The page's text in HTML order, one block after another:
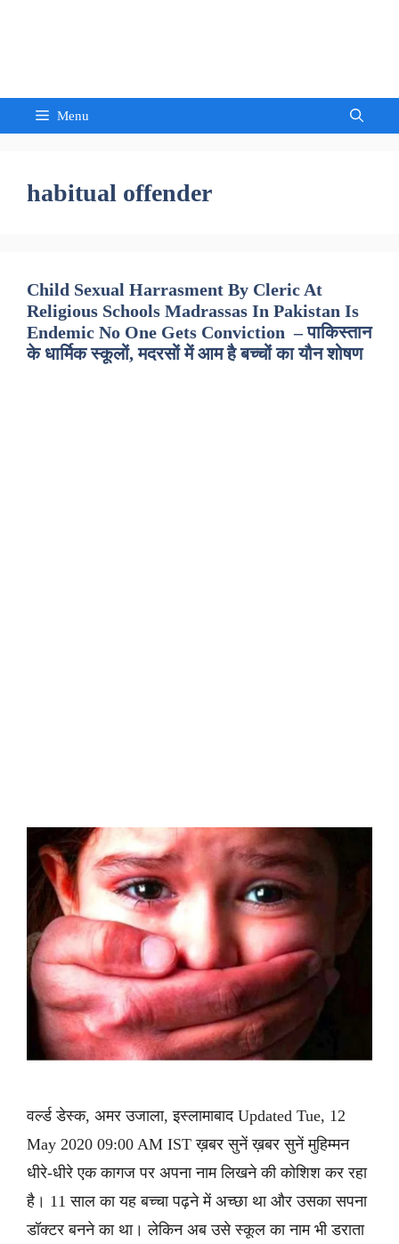
Menu
habitual offender
Child Sexual Harrasment By Cleric At
Religious Schools Madrassas In Pakistan Is
Endemic No One Gets Conviction – पाकिस्तान
के धार्मिक स्कूलों, मदरसों में आम है बच्चों का यौन शोषण
वर्ल्ड डेस्क, अमर उजाला, इस्लामाबाद Updated Tue, 12
May 2020 09:00 AM IST ख़बर सुनें ख़बर सुनें मुहिम्मन
धीरे-धीरे एक कागज पर अपना नाम लिखने की कोशिश कर रहा
है। 11 साल का यह बच्चा पढ़ने में अच्छा था और उसका सपना
डॉक्टर बनने का था। लेकिन अब उसे स्कूल का नाम भी डराता